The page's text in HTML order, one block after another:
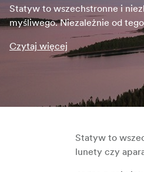
Statyw to wszechstronne i
myśliwego. Niezależnie od
aparatu fotograficznego,
aby uzyskać czysty i stabilny
Czytaj więcej
Statyw to
lunety czy